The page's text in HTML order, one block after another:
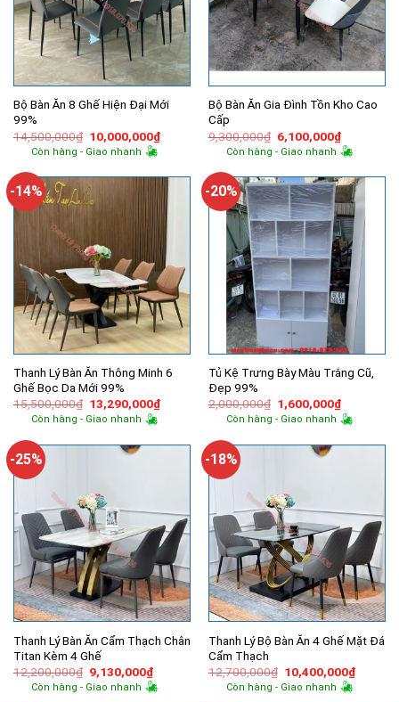
Bộ Bàn Ăn 8 Ghế Hiện Đại Mới
99%
14,500,000₫ Giá
gốc
là:
10,000,000₫Giá
hiện
10,000,000₫.
Còn hàng - Giao nhanh
Bộ Bàn Ăn Gia Đình Tồn Kho Cao
Cấp
9,300,000₫ Giá
gốc
là:
6,100,000₫Giá
hiện
tại
Còn hàng - Giao nhanh
-14%
Thanh Lý Bàn Ăn Thông Minh 6
Ghế Bọc Da Mới 99%
15,500,000₫ Giá
gốc
là:
13,290,000₫Giá
hiện
13,290,000₫.
Còn hàng - Giao nhanh
-20%
Tủ Kệ Trưng Bày Màu Trắng Cũ,
Đẹp 99%
2,000,000₫ Giá
gốc
là:
1,600,000₫Giá
hiện
tại
Còn hàng - Giao nhanh
-25%
Thanh Lý Bàn Ăn Cẩm Thạch Chân
Titan Kèm 4 Ghế
12,200,000₫ Giá
gốc
là:
9,130,000₫Giá
hiện
tại
Còn hàng - Giao nhanh
-18%
Thanh Lý Bộ Bàn Ăn 4 Ghế Mặt Đá
Cẩm Thạch
12,700,000₫ Giá
gốc
là:
10,400,000₫Giá
hiện
Còn hàng - Giao nhanh